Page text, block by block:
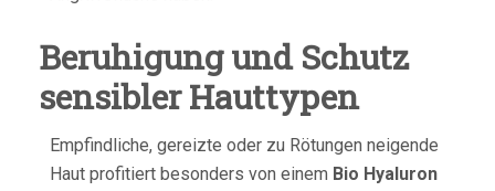
Beruhigung und Schutz
sensibler Hauttypen
Empfindliche, gereizte oder zu Rötungen neigende
Haut profitiert besonders von einem Bio Hyaluron